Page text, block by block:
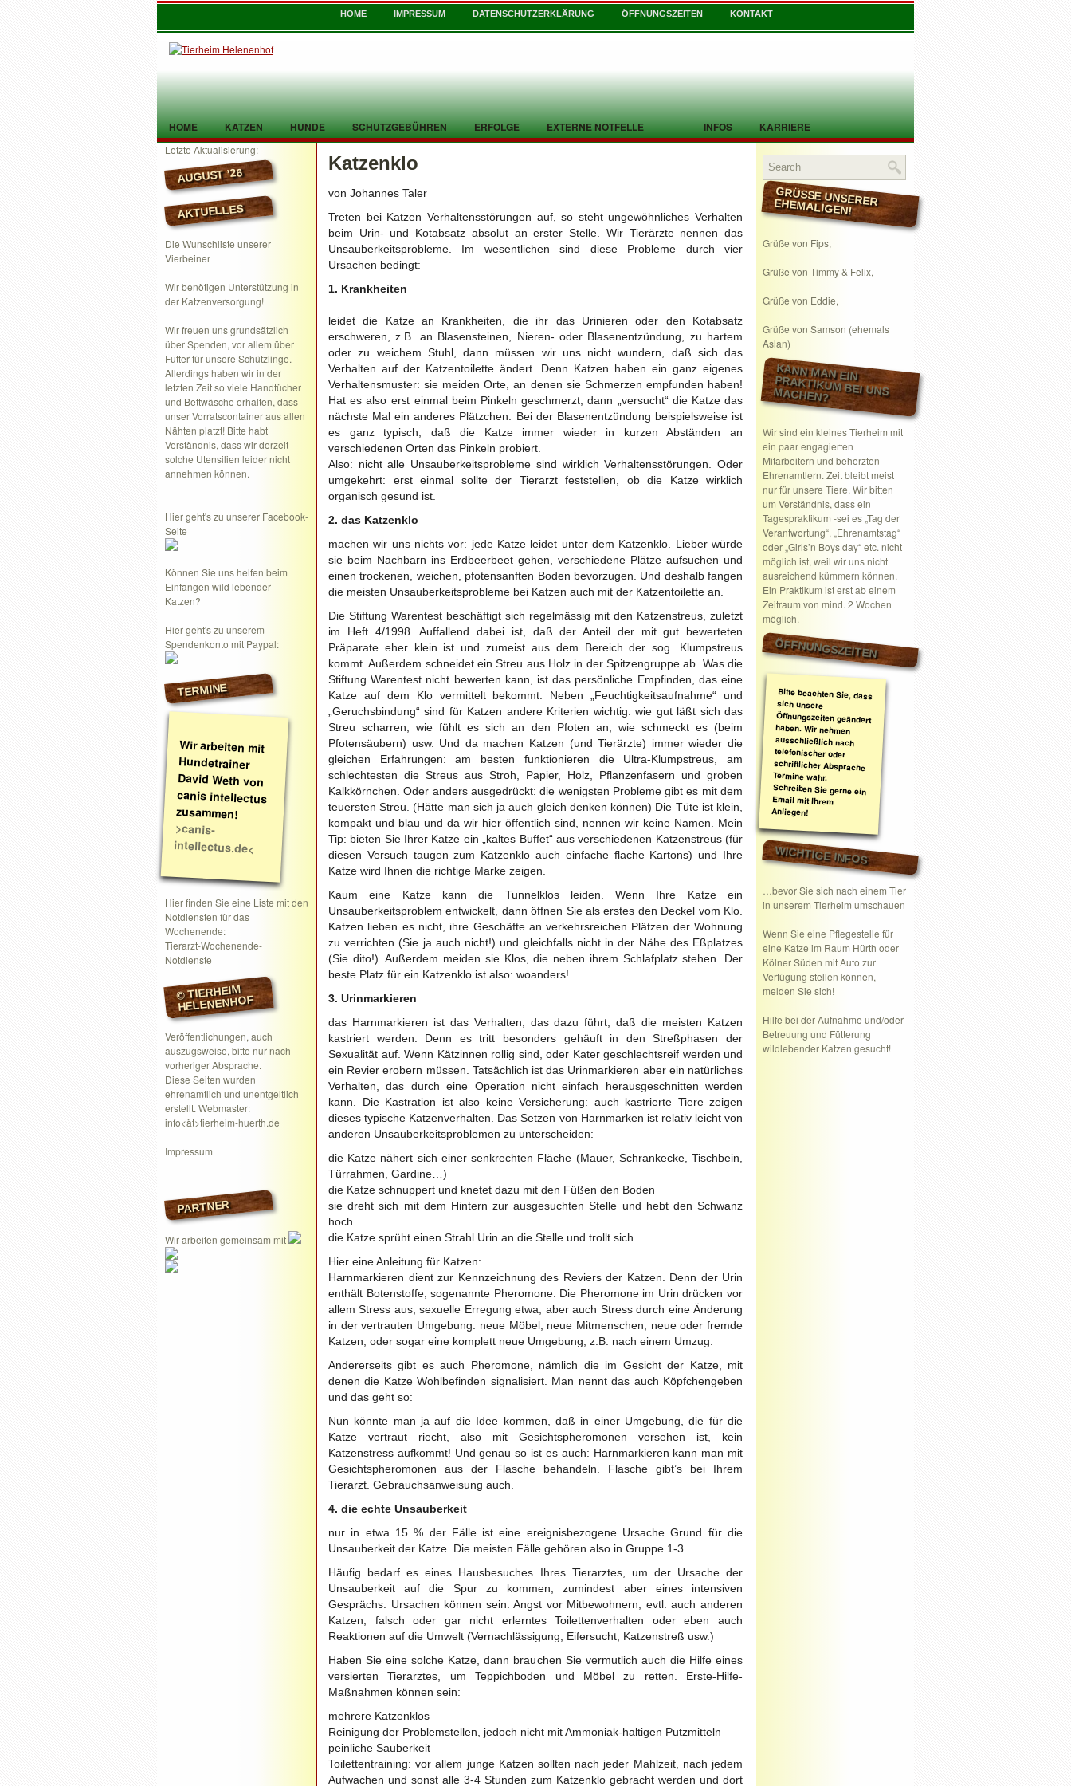
HOME IMPRESSUM DATENSCHUTZERKLÄRUNG ÖFFNUNGSZEITEN KONTAKT
HOME KATZEN HUNDE SCHUTZGEBÜHREN ERFOLGE EXTERNE NOTFELLE _ INFOS KARRIERE
TIER GEFUNDEN KONTAKT
Letzte Aktualisierung:
AUGUST ’26
AKTUELLES
Die Wunschliste unserer
Vierbeiner
Wir benötigen Unterstützung in
der Katzenversorgung!
Wir freuen uns grundsätzlich
über Spenden, vor allem über
Futter für unsere Schützlinge.
Allerdings haben wir in der
letzten Zeit so viele Handtücher
und Bettwäsche erhalten, dass
unser Vorratscontainer aus allen
Nähten platzt! Bitte habt
Verständnis, dass wir derzeit
solche Utensilien leider nicht
annehmen können.
Hier geht's zu unserer Facebook-
Seite
Können Sie uns helfen beim
Einfangen wild lebender
Katzen?
Hier geht's zu unserem
Spendenkonto mit Paypal:
TERMINE
Wir arbeiten mit
Hundetrainer
David Weth von
canis intellectus
zusammen!
>canis-
intellectus.de<
Hier finden Sie eine Liste mit den
Notdiensten für das
Wochenende:
Tierarzt-Wochenende-
Notdienste
© TIERHEIM
HELENENHOF
Veröffentlichungen, auch
auszugsweise, bitte nur nach
vorheriger Absprache.
Diese Seiten wurden
ehrenamtlich und unentgeltlich
erstellt. Webmaster:
info<ät>tierheim-huerth.de
Impressum
PARTNER
Wir arbeiten gemeinsam mit
Katzenklo
von Johannes Taler
Treten bei Katzen Verhaltensstörungen auf, so steht ungewöhnliches Verhalten
beim Urin- und Kotabsatz absolut an erster Stelle. Wir Tierärzte nennen das
Unsauberkeitsprobleme. Im wesentlichen sind diese Probleme durch vier
Ursachen bedingt:
1. Krankheiten
leidet die Katze an Krankheiten, die ihr das Urinieren oder den Kotabsatz
erschweren, z.B. an Blasensteinen, Nieren- oder Blasenentzündung, zu hartem
oder zu weichem Stuhl, dann müssen wir uns nicht wundern, daß sich das
Verhalten auf der Katzentoilette ändert. Denn Katzen haben ein ganz eigenes
Verhaltensmuster: sie meiden Orte, an denen sie Schmerzen empfunden haben!
Hat es also erst einmal beim Pinkeln geschmerzt, dann „versucht“ die Katze das
nächste Mal ein anderes Plätzchen. Bei der Blasenentzündung beispielsweise ist
es ganz typisch, daß die Katze immer wieder in kurzen Abständen an
verschiedenen Orten das Pinkeln probiert.
Also: nicht alle Unsauberkeitsprobleme sind wirklich Verhaltensstörungen. Oder
umgekehrt: erst einmal sollte der Tierarzt feststellen, ob die Katze wirklich
organisch gesund ist.
2. das Katzenklo
machen wir uns nichts vor: jede Katze leidet unter dem Katzenklo. Lieber würde
sie beim Nachbarn ins Erdbeerbeet gehen, verschiedene Plätze aufsuchen und
einen trockenen, weichen, pfotensanften Boden bevorzugen. Und deshalb fangen
die meisten Unsauberkeitsprobleme bei Katzen auch mit der Katzentoilette an.
Die Stiftung Warentest beschäftigt sich regelmässig mit den Katzenstreus, zuletzt
im Heft 4/1998. Auffallend dabei ist, daß der Anteil der mit gut bewerteten
Präparate eher klein ist und zumeist aus dem Bereich der sog. Klumpstreus
kommt. Außerdem schneidet ein Streu aus Holz in der Spitzengruppe ab. Was die
Stiftung Warentest nicht bewerten kann, ist das persönliche Empfinden, das eine
Katze auf dem Klo vermittelt bekommt. Neben „Feuchtigkeitsaufnahme“ und
„Geruchsbindung“ sind für Katzen andere Kriterien wichtig: wie gut läßt sich das
Streu scharren, wie fühlt es sich an den Pfoten an, wie schmeckt es (beim
Pfotensäubern) usw. Und da machen Katzen (und Tierärzte) immer wieder die
gleichen Erfahrungen: am besten funktionieren die Ultra-Klumpstreus, am
schlechtesten die Streus aus Stroh, Papier, Holz, Pflanzenfasern und groben
Kalkkörnchen. Oder anders ausgedrückt: die wenigsten Probleme gibt es mit dem
teuersten Streu. (Hätte man sich ja auch gleich denken können) Die Tüte ist klein,
kompakt und blau und da wir hier öffentlich sind, nennen wir keine Namen. Mein
Tip: bieten Sie Ihrer Katze ein „kaltes Buffet“ aus verschiedenen Katzenstreus (für
diesen Versuch taugen zum Katzenklo auch einfache flache Kartons) und Ihre
Katze wird Ihnen die richtige Marke zeigen.
Kaum eine Katze kann die Tunnelklos leiden. Wenn Ihre Katze ein
Unsauberkeitsproblem entwickelt, dann öffnen Sie als erstes den Deckel vom Klo.
Katzen lieben es nicht, ihre Geschäfte an verkehrsreichen Plätzen der Wohnung
zu verrichten (Sie ja auch nicht!) und gleichfalls nicht in der Nähe des Eßplatzes
(Sie dito!). Außerdem meiden sie Klos, die neben ihrem Schlafplatz stehen. Der
beste Platz für ein Katzenklo ist also: woanders!
3. Urinmarkieren
das Harnmarkieren ist das Verhalten, das dazu führt, daß die meisten Katzen
kastriert werden. Denn es tritt besonders gehäuft in den Streßphasen der
Sexualität auf. Wenn Kätzinnen rollig sind, oder Kater geschlechtsreif werden und
ein Revier erobern müssen. Tatsächlich ist das Urinmarkieren aber ein natürliches
Verhalten, das durch eine Operation nicht einfach herausgeschnitten werden
kann. Die Kastration ist also keine Versicherung: auch kastrierte Tiere zeigen
dieses typische Katzenverhalten. Das Setzen von Harnmarken ist relativ leicht von
anderen Unsauberkeitsproblemen zu unterscheiden:
die Katze nähert sich einer senkrechten Fläche (Mauer, Schrankecke, Tischbein,
Türrahmen, Gardine…)
die Katze schnuppert und knetet dazu mit den Füßen den Boden
sie dreht sich mit dem Hintern zur ausgesuchten Stelle und hebt den Schwanz
hoch
die Katze sprüht einen Strahl Urin an die Stelle und trollt sich.
Hier eine Anleitung für Katzen:
Harnmarkieren dient zur Kennzeichnung des Reviers der Katzen. Denn der Urin
enthält Botenstoffe, sogenannte Pheromone. Die Pheromone im Urin drücken vor
allem Stress aus, sexuelle Erregung etwa, aber auch Stress durch eine Änderung
in der vertrauten Umgebung: neue Möbel, neue Mitmenschen, neue oder fremde
Katzen, oder sogar eine komplett neue Umgebung, z.B. nach einem Umzug.
Andererseits gibt es auch Pheromone, nämlich die im Gesicht der Katze, mit
denen die Katze Wohlbefinden signalisiert. Man nennt das auch Köpfchengeben
und das geht so:
Nun könnte man ja auf die Idee kommen, daß in einer Umgebung, die für die
Katze vertraut riecht, also mit Gesichtspheromonen versehen ist, kein
Katzenstress aufkommt! Und genau so ist es auch: Harnmarkieren kann man mit
Gesichtspheromonen aus der Flasche behandeln. Flasche gibt’s bei Ihrem
Tierarzt. Gebrauchsanweisung auch.
4. die echte Unsauberkeit
nur in etwa 15 % der Fälle ist eine ereignisbezogene Ursache Grund für die
Unsauberkeit der Katze. Die meisten Fälle gehören also in Gruppe 1-3.
Häufig bedarf es eines Hausbesuches Ihres Tierarztes, um der Ursache der
Unsauberkeit auf die Spur zu kommen, zumindest aber eines intensiven
Gesprächs. Ursachen können sein: Angst vor Mitbewohnern, evtl. auch anderen
Katzen, falsch oder gar nicht erlerntes Toilettenverhalten oder eben auch
Reaktionen auf die Umwelt (Vernachlässigung, Eifersucht, Katzenstreß usw.)
Haben Sie eine solche Katze, dann brauchen Sie vermutlich auch die Hilfe eines
versierten Tierarztes, um Teppichboden und Möbel zu retten. Erste-Hilfe-
Maßnahmen können sein:
mehrere Katzenklos
Reinigung der Problemstellen, jedoch nicht mit Ammoniak-haltigen Putzmitteln
peinliche Sauberkeit
Toilettentraining: vor allem junge Katzen sollten nach jeder Mahlzeit, nach jedem
Aufwachen und sonst alle 3-4 Stunden zum Katzenklo gebracht werden und dort
GRÜSSE UNSERER EHEMALIGEN!
Grüße von Fips,
Grüße von Timmy & Felix,
Grüße von Eddie,
Grüße von Samson (ehemals
Aslan)
KANN MAN EIN
PRAKTIKUM BEI UNS MACHEN?
Wir sind ein kleines Tierheim mit
ein paar engagierten
Mitarbeitern und beherzten
Ehrenamtlern. Zeit bleibt meist
nur für unsere Tiere. Wir bitten
um Verständnis, dass ein
Tagespraktikum -sei es „Tag der
Verantwortung“, „Ehrenamtstag“
oder „Girls’n Boys day“ etc. nicht
möglich ist, weil wir uns nicht
ausreichend kümmern können.
Ein Praktikum ist erst ab einem
Zeitraum von mind. 2 Wochen
möglich.
ÖFFNUNGSZEITEN
Bitte beachten Sie, dass
sich unsere
Öffnungszeiten geändert
haben. Wir nehmen
ausschließlich nach
telefonischer oder
schriftlicher Absprache
Termine wahr.
Schreiben Sie gerne ein
Email mit Ihrem
Anliegen!
WICHTIGE INFOS
…bevor Sie sich nach einem Tier
in unserem Tierheim umschauen
Wenn Sie eine Pflegestelle für
eine Katze im Raum Hürth oder
Kölner Süden mit Auto zur
Verfügung stellen können,
melden Sie sich!
Hilfe bei der Aufnahme und/oder
Betreuung und Fütterung
wildlebender Katzen gesucht!